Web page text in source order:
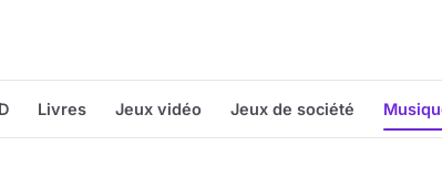
Livres Jeux vidéo Jeux de société